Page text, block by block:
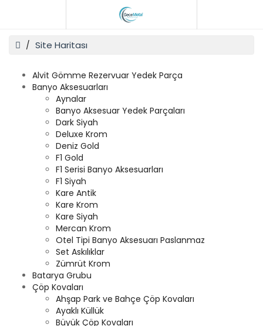
Site Haritası
Alvit Gömme Rezervuar Yedek Parça
Banyo Aksesuarları
Aynalar
Banyo Aksesuar Yedek Parçaları
Dark Siyah
Deluxe Krom
Deniz Gold
F1 Gold
F1 Serisi Banyo Aksesuarları
F1 Siyah
Kare Antik
Kare Krom
Kare Siyah
Mercan Krom
Otel Tipi Banyo Aksesuarı Paslanmaz
Set Askılıklar
Zümrüt Krom
Batarya Grubu
Çöp Kovaları
Ahşap Park ve Bahçe Çöp Kovaları
Ayaklı Küllük
Büyük Çöp Kovaları